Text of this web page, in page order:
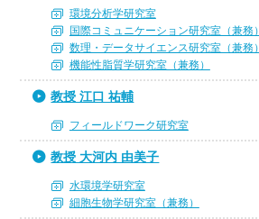
環境分析学研究室
国際コミュニケーション研究室（兼務）
数理・データサイエンス研究室（兼務）
機能性脂質学研究室（兼務）
教授 江口 祐輔
フィールドワーク研究室
教授 大河内 由美子
水環境学研究室
細胞生物学研究室（兼務）